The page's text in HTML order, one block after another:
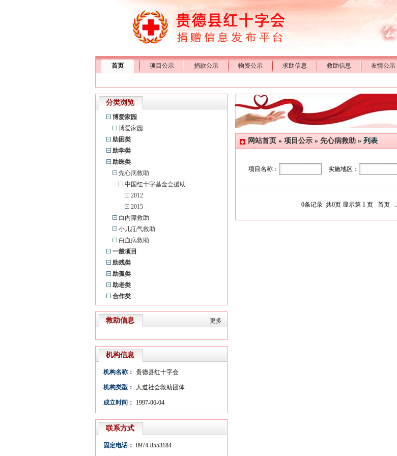
首页 项目公示 捐款公示 物资公示 求助信息 救助信息 友情公示
分类浏览
博爱家园
博爱家园
助困类
助学类
助医类
先心病救助
中国红十字基金会援助
2012
2015
白内障救助
小儿疝气救助
白血病救助
一般项目
助残类
助孤类
助老类
合作类
更多
救助信息
机构信息
机构名称： 贵德县红十字会
机构类型： 人道社会救助团体
成立时间： 1997-06-04
联系方式
固定电话： 0974-8553184
网站首页 » 项目公示 » 先心病救助 » 列表
项目名称： 实施地区：
0条记录 共0页 显示第 1 页 首页